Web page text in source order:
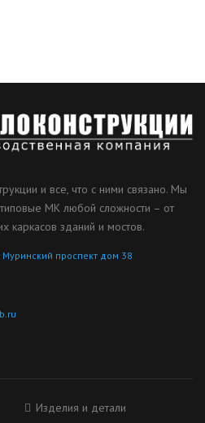
и все, что с ними связано. Мы
МК любой сложности – от
каркасов зданий и мостов.
Муринский проспект дом 38
Изделия и детали